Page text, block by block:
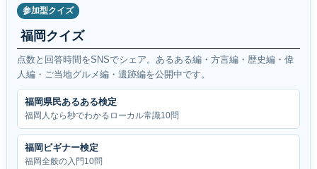
参加型クイズ
福岡クイズ
点数と回答時間をSNSでシェア。あるある編・方言編・歴史編・偉
人編・ご当地グルメ編・遺跡編を公開中です。
福岡県民あるある検定
福岡人なら秒でわかるローカル常識10問
福岡ビギナー検定
福岡全般の入門10問